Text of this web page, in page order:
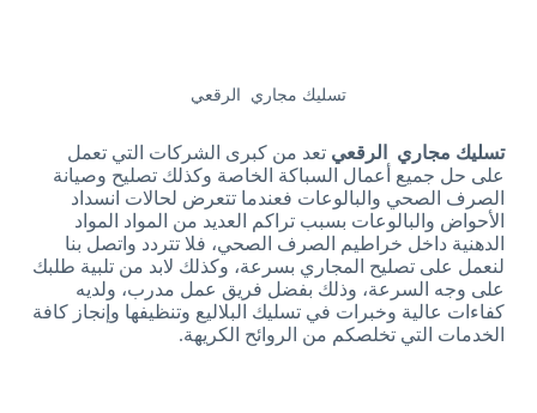
تسليك مجاري الرقعي
تسليك مجاري الرقعي تعد من كبرى الشركات التي تعمل
على حل جميع أعمال السباكة الخاصة وكذلك تصليح وصيانة
الصرف الصحي والبالوعات فعندما تتعرض لحالات انسداد
الأحواض والبالوعات بسبب تراكم العديد من المواد المواد
الدهنية داخل خراطيم الصرف الصحي، فلا تتردد واتصل بنا
لنعمل على تصليح المجاري بسرعة، وكذلك لابد من تلبية طلبك
على وجه السرعة، وذلك بفضل فريق عمل مدرب، ولديه
كفاءات عالية وخبرات في تسليك البلاليع وتنظيفها وإنجاز كافة
الخدمات التي تخلصكم من الروائح الكريهة.